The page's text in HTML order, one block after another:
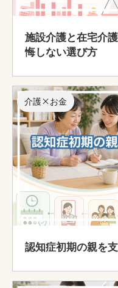
施設介護と在宅介
悔しない選び方
介護×お金
認知症初期の親を